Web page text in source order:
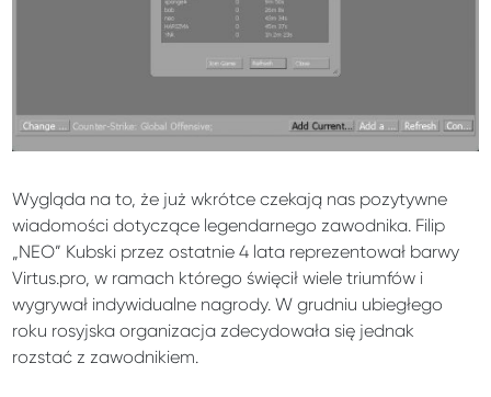
Wygląda na to, że już wkrótce czekają nas pozytywne
wiadomości dotyczące legendarnego zawodnika. Filip
„NEO” Kubski przez ostatnie 4 lata reprezentował barwy
Virtus.pro, w ramach którego święcił wiele triumfów i
wygrywał indywidualne nagrody. W grudniu ubiegłego
roku rosyjska organizacja zdecydowała się jednak
rozstać z zawodnikiem.